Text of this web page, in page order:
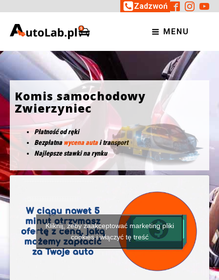
Zadzwoń
MENU
Komis samochodowy
Zwierzyniec
Płatność od ręki
Bezpłatnawycena autai transport
Najlepsze stawki na rynku
Kliknij, żeby zaakceptować marketing pliki
cookies i włączyć tę treść